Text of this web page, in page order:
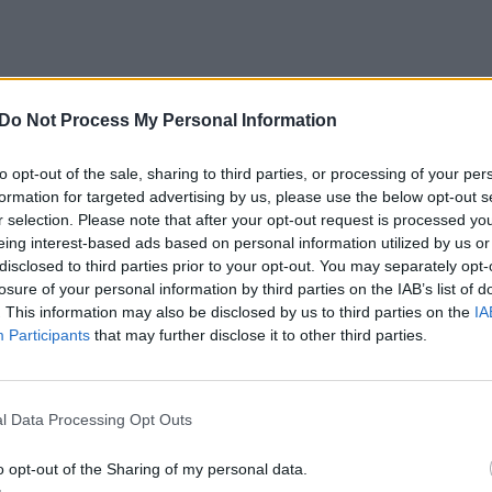
Do Not Process My Personal Information
opt-out of the sale, sharing to third parties, or processing of your
for targeted advertising by us, please use the below opt-out
selection. Please note that after your opt-out request is processed
interest-based ads based on personal information utilized by us
to third parties prior to your opt-out. You may separately
of your personal information by third parties on the IAB’s list of
This information may also be disclosed by us to third parties on the
Participants that may further disclose it to other third parties.
Data Processing Opt Outs
opt-out of the Sharing of my personal data.
grindžia tuo, kad ji pelnė išskirtinį JAV
yra skelbusi, kad valdantieji iki galo neįvertino
ir jo padarinių. O pastaruoju metu vis
gali kainuoti daug daugiau, nei ramina valdžia.
pasiduosime Kinijai – ateityje neišvengiamai